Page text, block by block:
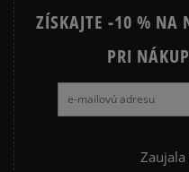
NEW BALANCE 9060
NIKE AIR FORCE 1 07
NIKE AIR MAX 90
NIKE P-6000
PUMA SUEDE
ZÍSKAJTE -10 % NA
PRI